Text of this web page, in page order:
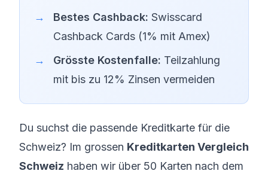
Bestes Cashback: Swisscard
Cashback Cards (1% mit Amex)
Grösste Kostenfalle: Teilzahlung
mit bis zu 12% Zinsen vermeiden
Du suchst die passende Kreditkarte für die
Schweiz? Im grossen Kreditkarten Vergleich
Schweiz haben wir über 50 Karten nach dem